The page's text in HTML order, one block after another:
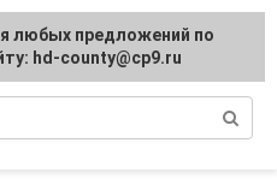
любых предложений по
hd-county@cp9.ru